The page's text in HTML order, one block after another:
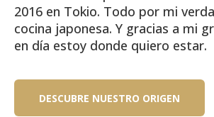
2016 en Tokio. Todo por mi
cocina japonesa. Y gracias a mi
en día estoy donde quiero estar.
DESCUBRE NUESTRO ORIGEN